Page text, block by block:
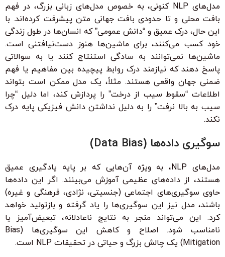
مدل‌های NLP کنونی، به خصوص مدل‌های زبانی بزرگ، در فهم
بافت محلی و تا حدودی بافت جهانی متن پیشرفت کرده‌اند. با
این حال، درک عمیق و “دانش عمومی” که انسان‌ها در طول زندگی
خود کسب می‌کنند، برای ماشین‌ها هنوز دست‌نیافتنی است.
ماشین‌ها نمی‌توانند به سادگی استنتاج کنند یا به سوالاتی
پاسخ دهند که نیازمند درک روابط پیچیده بین مفاهیم یا فهم
ضمنی جهان واقعی هستند. مثلاً، یک مدل ممکن است بتواند
اطلاعات “سقوط سیب از درخت” را پردازش کند، اما دلیل “چرا
سیب به بالا نرفت” را به دلیل نداشتن دانش فیزیکی پایه درک
نکند.
سوگیری داده‌ها (Data Bias)
مدل‌های NLP، به ویژه آن‌هایی که بر پایه یادگیری عمیق
هستند، از داده‌های عظیمی آموزش می‌بینند. اگر این داده‌ها
حاوی سوگیری‌های اجتماعی (جنسیتی، نژادی، فرهنگی و غیره)
باشند، مدل نیز این سوگیری‌ها را یاد گرفته و بازتولید خواهد
کرد. این می‌تواند منجر به نتایج ناعادلانه، تبعیض‌آمیز یا
نامناسب شود. اصلاح و کاهش این سوگیری‌ها (Bias
Mitigation) یک چالش بزرگ و حیاتی در تحقیقات NLP است.